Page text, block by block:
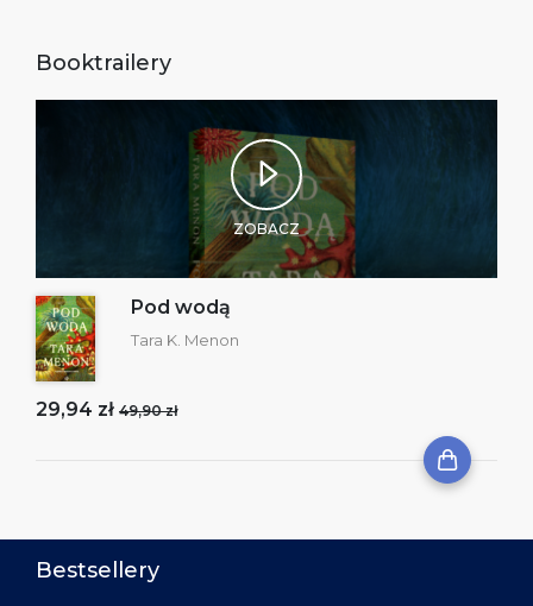
Booktrailery
ZOBACZ
Pod wodą
Tara K. Menon
29,94 zł 49,90 zł
Bestsellery